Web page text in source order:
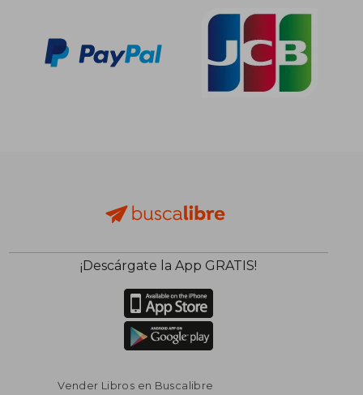
¡Descárgate la App GRATIS!
Vender Libros en Buscalibre